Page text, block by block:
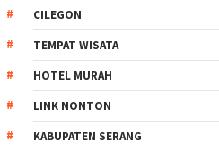
CILEGON
TEMPAT WISATA
HOTEL MURAH
LINK NONTON
KABUPATEN SERANG